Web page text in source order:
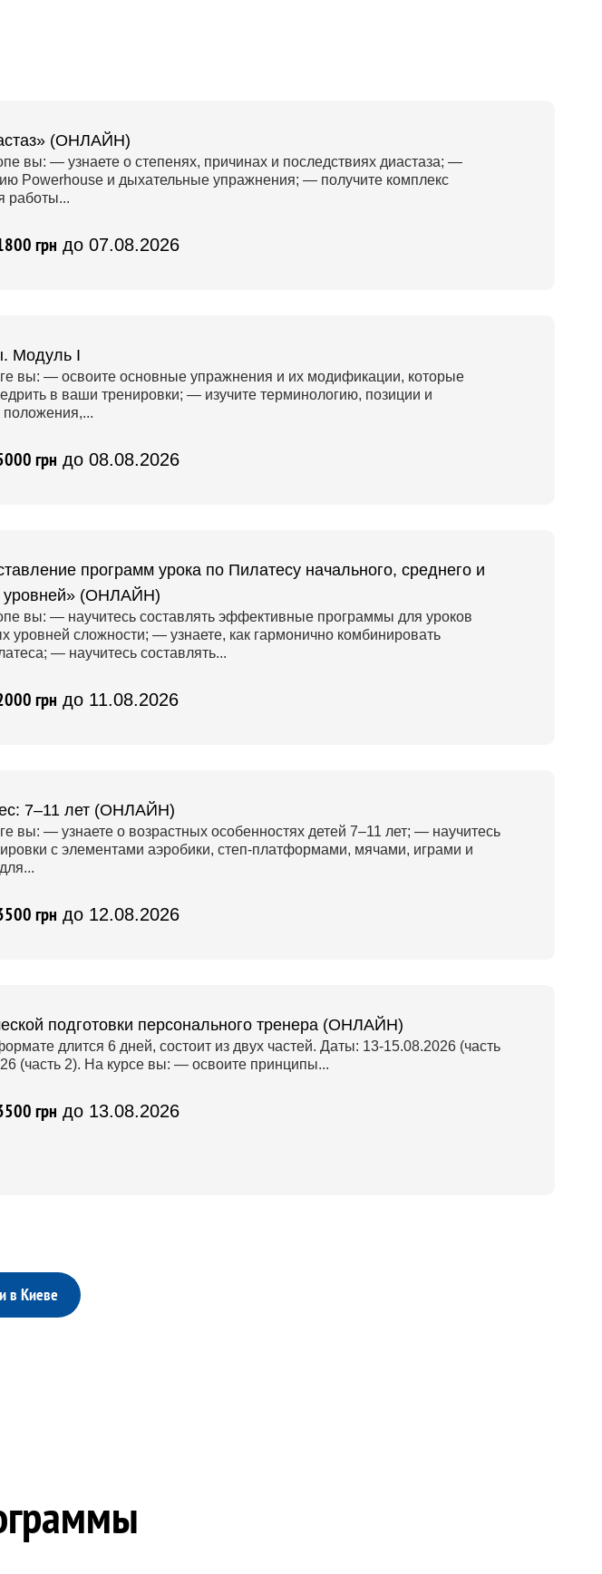
(ОНЛАЙН)
вы: — узнаете о степенях, причинах и последствиях диастаза; —
Powerhouse и дыхательные упражнения; — получите комплекс
работы...
грн до 07.08.2026
Модуль I
вы: — освоите основные упражнения и их модификации, которые
в ваши тренировки; — изучите терминологию, позиции и
грн до 08.08.2026
программ урока по Пилатесу начального, среднего и
уровней» (ОНЛАЙН)
вы: — научитесь составлять эффективные программы для уроков
уровней сложности; — узнаете, как гармонично комбинировать
— научитесь составлять...
грн до 11.08.2026
7–11 лет (ОНЛАЙН)
вы: — узнаете о возрастных особенностях детей 7–11 лет; — научитесь
с элементами аэробики, степ-платформами, мячами, играми и
грн до 12.08.2026
подготовки персонального тренера (ОНЛАЙН)
длится 6 дней, состоит из двух частей. Даты: 13-15.08.2026 (часть
(часть 2). На курсе вы: — освоите принципы...
грн до 13.08.2026
в Киеве